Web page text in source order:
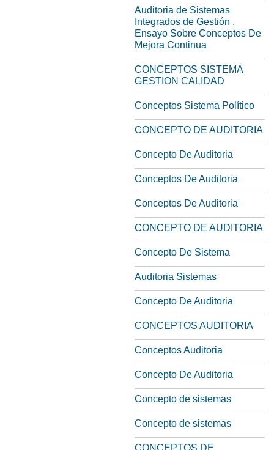
Auditoria de Sistemas
Integrados de Gestión .
Ensayo Sobre Conceptos De
Mejora Continua
CONCEPTOS SISTEMA
GESTION CALIDAD
Conceptos Sistema Político
CONCEPTO DE AUDITORIA
Concepto De Auditoria
Conceptos De Auditoria
Conceptos De Auditoria
CONCEPTO DE AUDITORIA
Concepto De Sistema
Auditoria Sistemas
Concepto De Auditoria
CONCEPTOS AUDITORIA
Conceptos Auditoria
Concepto De Auditoria
Concepto de sistemas
Concepto de sistemas
CONCEPTOS DE